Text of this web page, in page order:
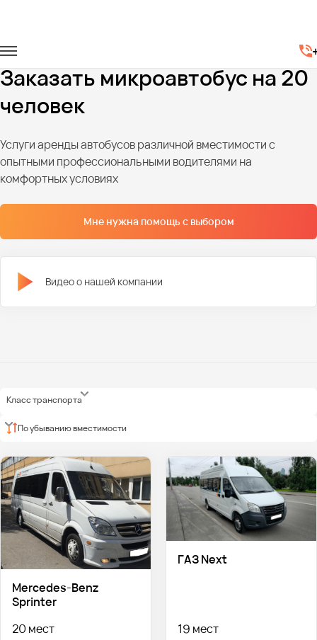
Микроавтобусы на 20 мест
Заказать микроавтобус на 20
человек
Услуги аренды автобусов различной вместимости с
опытными профессиональными водителями на
комфортных условиях
Мне нужна помощь с выбором
Видео о нашей компании
Класс транспорта
По убыванию вместимости
Mercedes-Benz
Sprinter
20 мест
ГАЗ Next
19 мест